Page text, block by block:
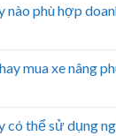
nào phù hợp
mua xe nâng
có thể sử dụng